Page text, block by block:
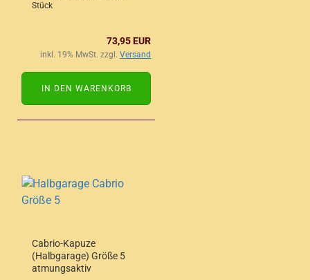
Stück
73,95 EUR
inkl. 19% MwSt. zzgl. Versand
IN DEN WARENKORB
Cabrio-Kapuze
(Halbgarage) Größe 5
atmungsaktiv